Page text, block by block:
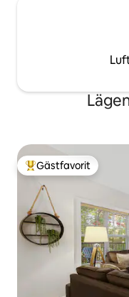
Populär gästfavorit
Gästfavorit